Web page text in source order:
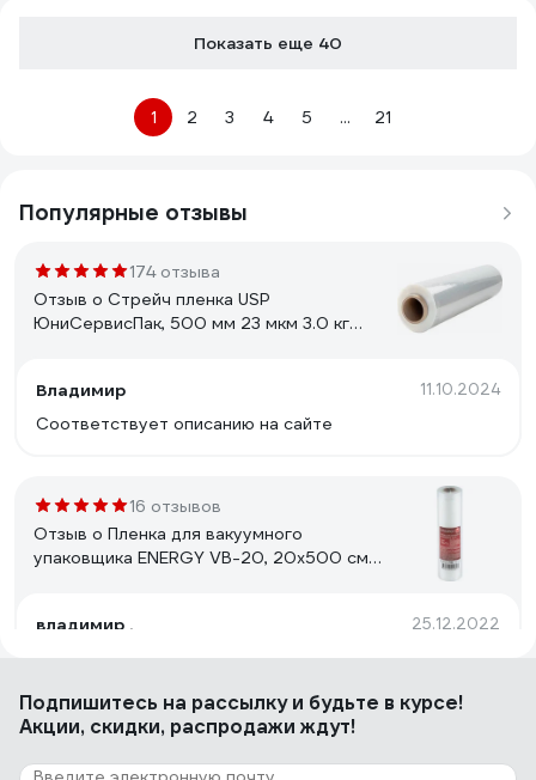
Показать еще 40
1 2 3 4 5 ... 21
Популярные отзывы
174 отзыва
Отзыв о Стрейч пленка USP
ЮниСервисПак, 500 мм 23 мкм 3.0 кг
Владимир
11.10.2024
Соответствует описанию на сайте
16 отзывов
Отзыв о Пленка для вакуумного
упаковщика ENERGY VB-20, 20х500 см
владимир .
25.12.2022
Качество материала.
6 отзывов
Отзыв о Пенопакет ООО ИВАДЖО ручной,
Подпишитесь на рассылкуи будьте в курсе!
Акции, скидки, распродажи ждут!